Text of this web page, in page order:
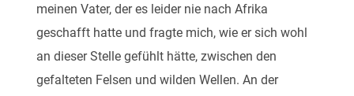
meinen Vater, der es leider nie nach Afrika
geschafft hatte und fragte mich, wie er sich wohl
an dieser Stelle gefühlt hätte, zwischen den
gefalteten Felsen und wilden Wellen. An der